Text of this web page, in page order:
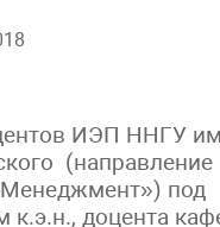
ИЭП ННГУ
(направление
под
к.э.н., доцента